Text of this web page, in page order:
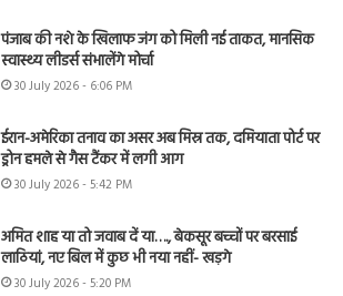
पंजाब की नशे के खिलाफ जंग को मिली नई ताकत, मानसिक
स्वास्थ्य लीडर्स संभालेंगे मोर्चा
30 July 2026 - 6:06 PM
ईरान-अमेरिका तनाव का असर अब मिस्र तक, दमियाता पोर्ट पर
ड्रोन हमले से गैस टैंकर में लगी आग
30 July 2026 - 5:42 PM
अमित शाह या तो जवाब दें या…., बेकसूर बच्चों पर बरसाई
लाठियां, नए बिल में कुछ भी नया नहीं- खड़गे
30 July 2026 - 5:20 PM